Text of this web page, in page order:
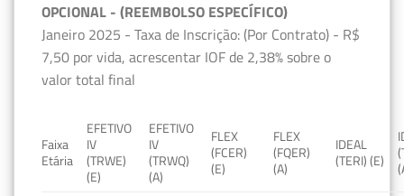
OPCIONAL - (REEMBOLSO ESPECÍFICO)
Janeiro 2025 - Taxa de Inscrição: (Por Contrato) - R$
7,50 por vida, acrescentar IOF de 2,38% sobre o
valor total final
Faixa
Etária
EFETIVO
IV
(TRWE)
(E)
EFETIVO
IV
(TRWQ)
(A)
FLEX
(FCER)
(E)
FLEX
(FQER)
(A)
IDEAL
(TERI) (E)